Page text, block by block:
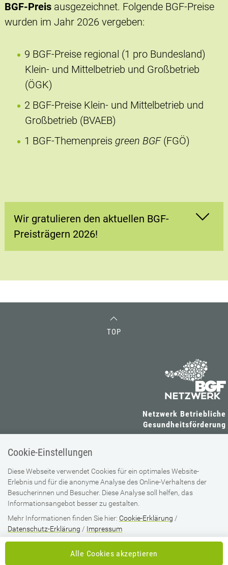
Cookie-Einstellungen
Diese Webseite verwendet Cookies für ein optimales Website-
Erlebnis und für die anonyme Analyse des Online-Verhaltens der
Besucherinnen und Besucher. Diese Analyse soll helfen, das
Informationsangebot besser zu gestalten.
Mehr Informationen finden Sie hier: Cookie-Erklärung /
Datenschutz-Erklärung / Impressum
Alle Cookies akzeptieren
BGF-Preisausgezeichnet. Folgende BGF-Preise
wurden im Jahr 2026 vergeben:
9 BGF-Preise regional (1 pro Bundesland)
Klein- und Mittelbetrieb und Großbetrieb
(ÖGK)
2 BGF-Preise Klein- und Mittelbetrieb und
Großbetrieb (BVAEB)
1 BGF-Themenpreis green BGF(FGÖ)
Wir gratulieren den aktuellen BGF-
Preisträgern 2026!
TOP
Netzwerk Betriebliche
Gesundheitsförderung
05 0766 - 14103516
oenbgf@oegk.at
SV-TRÄGER SV-PARTNER
DATENSCHUTZ